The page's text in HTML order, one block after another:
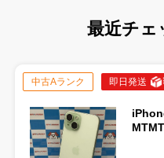
最近チェ
中古Aランク 即日発送